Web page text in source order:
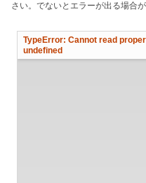
さい。でないとエラーが出る場合が